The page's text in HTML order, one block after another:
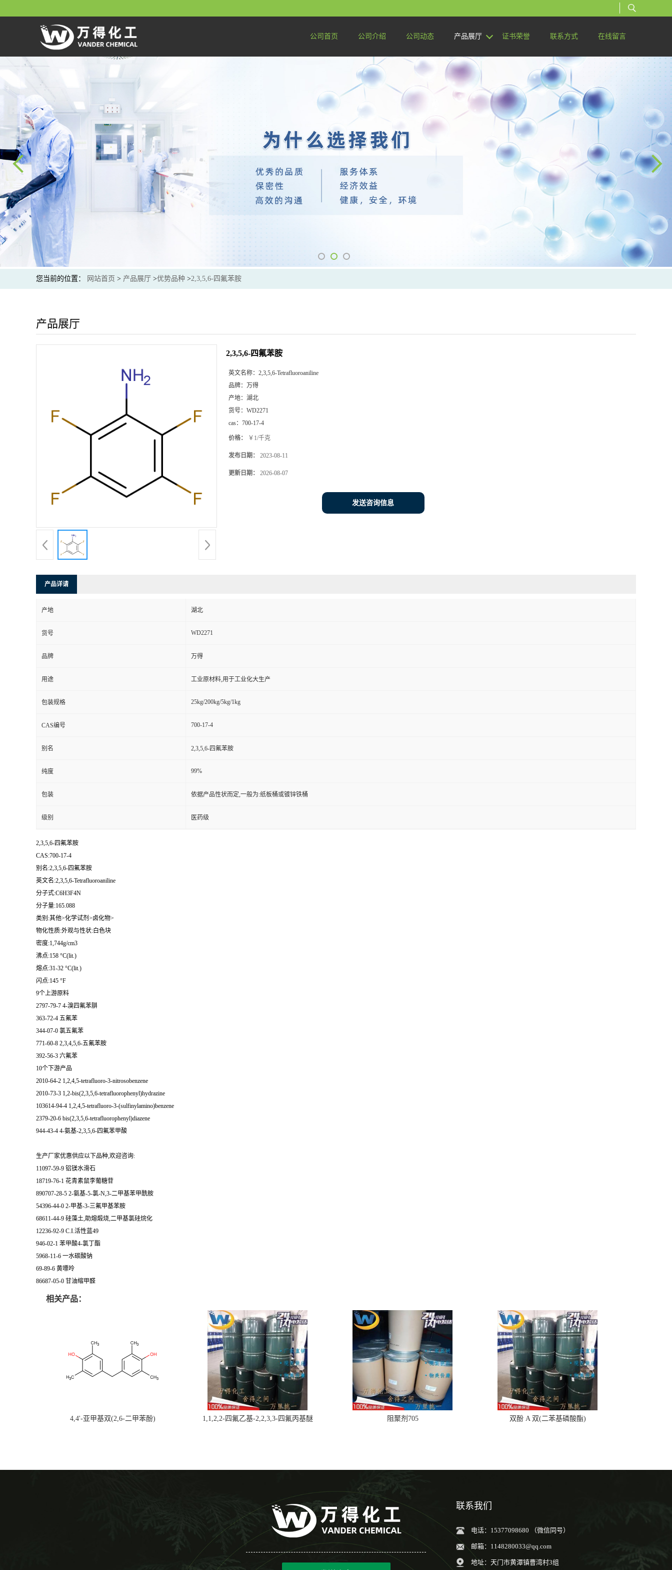
公司首页 公司介绍 公司动态 产品展厅 证书荣誉 联系方式 在线留言
您当前的位置： 网站首页 > 产品展厅 >优势品种 >2,3,5,6-四氟苯胺
产品展厅
2,3,5,6-四氟苯胺
英文名称： 2,3,5,6-Tetrafluoroaniline
品牌： 万得
产地： 湖北
货号： WD2271
cas： 700-17-4
价格： ￥1/千克
发布日期： 2023-08-11
更新日期： 2026-08-07
发送咨询信息
产品详请
产地 湖北
货号 WD2271
品牌 万得
用途 工业原材料,用于工业化大生产
包装规格 25kg/200kg/5kg/1kg
CAS编号 700-17-4
别名 2,3,5,6-四氟苯胺
纯度 99%
包装 依据产品性状而定,一般为:纸板桶或镀锌铁桶
级别 医药级
2,3,5,6-四氟苯胺
CAS:700-17-4
别名:2,3,5,6-四氟苯胺
英文名:2,3,5,6-Tetrafluoroaniline
分子式:C6H3F4N
分子量:165.088
类别:其他>化学试剂>卤化物>
物化性质:外观与性状:白色块
密度:1,744g/cm3
沸点:158 °C(lit.)
熔点:31-32 °C(lit.)
闪点:145 °F
9个上游原料
2797-79-7 4-溴四氟苯肼
363-72-4 五氟苯
344-07-0 氯五氟苯
771-60-8 2,3,4,5,6-五氟苯胺
392-56-3 六氟苯
10个下游产品
2010-64-2 1,2,4,5-tetrafluoro-3-nitrosobenzene
2010-73-3 1,2-bis(2,3,5,6-tetrafluorophenyl)hydrazine
103614-94-4 1,2,4,5-tetrafluoro-3-(sulfinylamino)benzene
2379-20-6 bis(2,3,5,6-tetrafluorophenyl)diazene
944-43-4 4-氨基-2,3,5,6-四氟苯甲酸
生产厂家优惠供应以下品种,欢迎咨询:
11097-59-9 铝镁水滑石
18719-76-1 花青素鼠李葡糖苷
890707-28-5 2-氨基-5-氯-N,3-二甲基苯甲酰胺
54396-44-0 2-甲基-3-三氟甲基苯胺
68611-44-9 硅藻土,助熔煅烧,二甲基氯硅烷化
12236-92-9 C.I.活性蓝49
946-02-1 苯甲酸4-氯丁酯
5968-11-6 一水碳酸钠
69-89-6 黄嘌呤
86687-05-0 甘油缩甲醛
相关产品：
4,4'-亚甲基双(2,6-二甲苯酚) 1,1,2,2-四氟乙基-2,2,3,3-四氟丙基醚 阻聚剂705 双酚 A 双(二苯基磷酸酯)
联系我们
电话：15377098680 （微信同号）
邮箱： 1148280033@qq.com
地址：天门市黄潭镇曹湾村3组